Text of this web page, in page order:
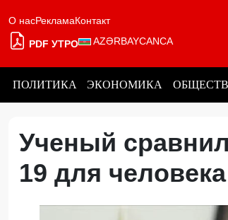
О насРекламаКонтакт
PDF УТРО AZƏRBAYCANCA
ПОЛИТИКА ЭКОНОМИКА
Ученый
19 для человека